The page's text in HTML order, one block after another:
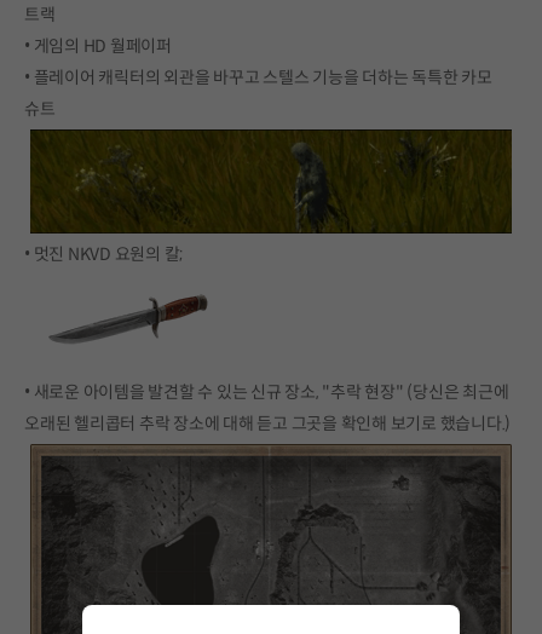
트랙
• 게임의 HD 월페이퍼
• 플레이어 캐릭터의 외관을 바꾸고 스텔스 기능을 더하는 독특한 카모
슈트
• 멋진 NKVD 요원의 칼;
• 새로운 아이템을 발견할 수 있는 신규 장소, "추락 현장" (당신은 최근에
오래된 헬리콥터 추락 장소에 대해 듣고 그곳을 확인해 보기로 했습니다.)